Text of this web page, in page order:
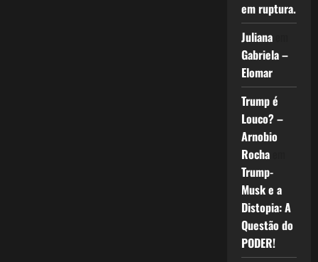
em ruptura.
Julianaem
Gabriela –
Elomar
Trump é
Louco? –
Arnobio
Rochaem
Trump-
Musk e a
Distopia: A
Questão do
PODER!